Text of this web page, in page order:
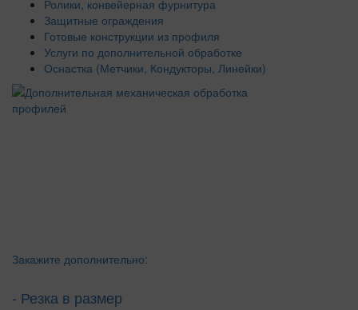
Ролики, конвейерная фурнитура
Защитные ограждения
Готовые конструкции из профиля
Услуги по дополнительной обработке
Оснастка (Метчики, Кондукторы, Линейки)
Закажите дополнительно:
- Резка в размер